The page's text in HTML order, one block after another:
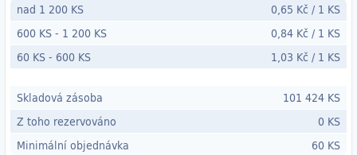
nad 1 200 KS 0,65 Kč / 1 KS
600 KS- 1 200 KS 0,84 Kč / 1 KS
60 KS- 600 KS 1,03 Kč / 1 KS
Skladová zásoba
101 424 KS
Z toho rezervováno
0 KS
Minimální objednávka
60 KS